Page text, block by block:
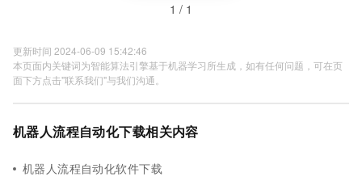
1 / 1
更新时间 2024-06-09 15:42:46
本页面内关键词为智能算法引擎基于机器学习所生成，如有任何问题，可在页
面下方点击"联系我们"与我们沟通。
机器人流程自动化下载相关内容
机器人流程自动化软件下载